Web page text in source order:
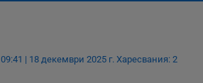
09:41 | 18 декември 2025 г. Харесвания: 2